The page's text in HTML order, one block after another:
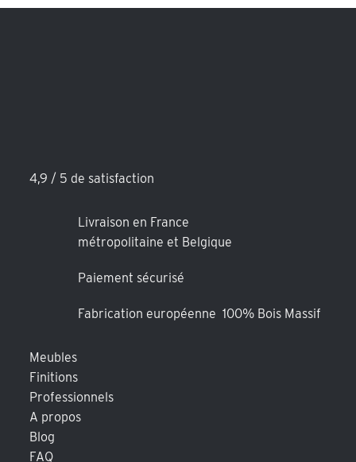
4,9 / 5 de satisfaction
Livraison en France
métropolitaine et Belgique
Paiement sécurisé
Fabrication européenne 100% Bois Massif
Meubles
Finitions
Professionnels
A propos
Blog
FAQ